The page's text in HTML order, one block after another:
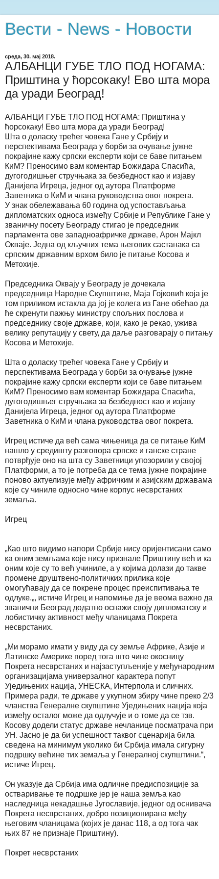
Вести - News - Новости
среда, 30. мај 2018.
АЛБАНЦИ ГУБЕ ТЛО ПОД НОГАМА:
Приштина у ћорсокаку! Ево шта мора
да уради Београд!
АЛБАНЦИ ГУБЕ ТЛО ПОД НОГАМА: Приштина у
ћорсокаку! Ево шта мора да уради Београд!
Шта о доласку трећег човека Гане у Србију и
перспективама Београда у борби за очување јужне
покрајине кажу српски експерти који се баве питањем
КиМ? Преносимо вам коментар Божидара Спасића,
дугогодишњег стручњака за безбедност као и изјаву
Данијела Игреца, једног од аутора Платформе
Заветника о КиМ и члана руководства овог покрета.
У знак обележавања 60 година од успостављања
дипломатских односа између Србије и Републике Гане у
званичну посету Београду стигао је председник
парламента ове западноафричке државе, Арон Мајкл
Окваје. Једна од кључних тема његових састанака са
српским државним врхом било је питање Косова и
Метохије.
Председника Оквају у Београду је дочекала
председница Народне Скупштине, Маја Гојковић која је
том приликом истакла да јој је колега из Гане обећао да
ће скренути пажњу министру спољних послова и
председнику своје државе, који, како је рекао, ужива
велику репутацију у свету, да даље разговарају о питању
Косова и Метохије.
Шта о доласку трећег човека Гане у Србију и
перспективама Београда у борби за очување јужне
покрајине кажу српски експерти који се баве питањем
КиМ? Преносимо вам коментар Божидара Спасића,
дугогодишњег стручњака за безбедност као и изјаву
Данијела Игреца, једног од аутора Платформе
Заветника о КиМ и члана руководства овог покрета.
Игрец истиче да већ сама чињеница да се питање КиМ
нашло у средишту разговора српске и ганске стране
потврђује оно на шта су Заветници упозорили у својој
Платформи, а то је потреба да се тема јужне покрајине
поново актуелизује међу афричким и азијским државама
које су чиниле односно чине корпус несврстаних
земаља.
Игрец
„Као што видимо напори Србије нису оријентисани само
ка оним земљама које нису признале Приштину већ и ка
оним које су то већ учиниле, а у којима долази до такве
промене друштвено-политичких прилика које
омогућавају да се покрене процес преиспитивања те
одлуке.„, истиче Игрец и напомиње да је веома важно да
званични Београд додатно оснажи своју дипломатску и
лобистичку активност међу чланицама Покрета
несврстаних.
„Ми морамо имати у виду да су земље Африке, Азије и
Латинске Америке поред тога што чине окосницу
Покрета несврстаних и најзаступљеније у међународним
организацијама универзалног карактера попут
Уједињених нација, УНЕСКА, Интерпола и сличних.
Примера ради, те државе у укупном збиру чине преко 2/3
чланства Генералне скупштине Уједињених нација која
између осталог може да одлучује и о томе да се тзв.
Косову додели статус државе нечланице посматрача при
УН. Јасно је да би успешност таквог сценарија била
сведена на минимум уколико би Србија имала сигурну
подршку већине тих земаља у Генералној скупштини.“,
истиче Игрец.
Он указује да Србија има одличне предиспозиције за
остваривање те подршке јер је наша земља као
наследница некадашње Југославије, једног од оснивача
Покрета несврстаних, добро позиционирана међу
његовим чланицама (којих је данас 118, а од тога чак
њих 87 не признаје Приштину).
Покрет несврстаних